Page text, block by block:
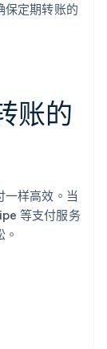
保定期转账的
账的
一样高效。当
等支付服务